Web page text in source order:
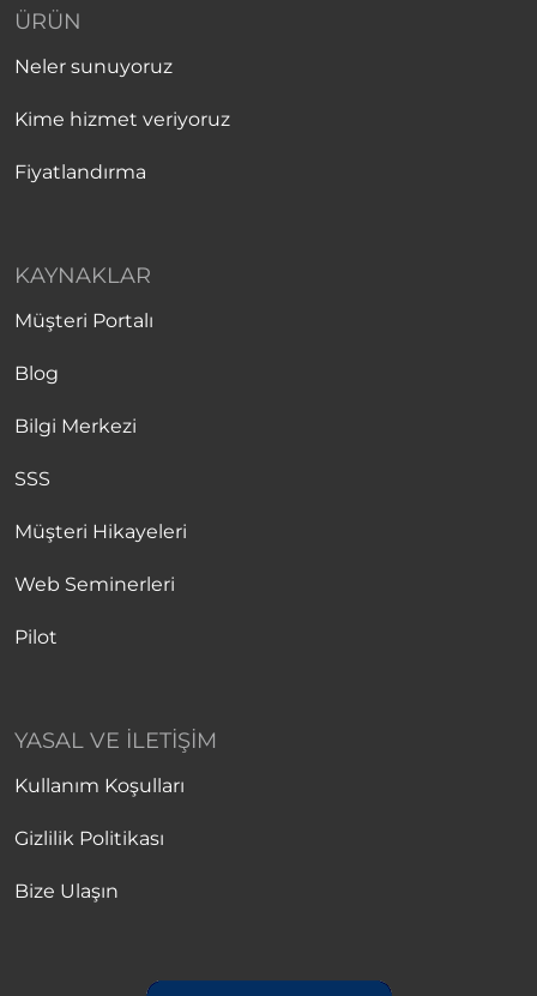
ÜRÜN
Neler sunuyoruz
Kime hizmet veriyoruz
Fiyatlandırma
KAYNAKLAR
Müşteri Portalı
Blog
Bilgi Merkezi
SSS
Müşteri Hikayeleri
Web Seminerleri
Pilot
YASAL VE İLETIŞIM
Kullanım Koşulları
Gizlilik Politikası
Bize Ulaşın